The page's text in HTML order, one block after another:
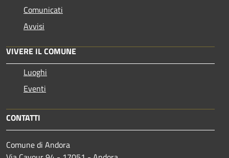
Comunicati
Avvisi
VIVERE IL COMUNE
Luoghi
Eventi
CONTATTI
Comune di Andora